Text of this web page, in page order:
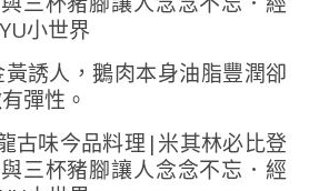
誘人，鵝肉本身油脂豐潤卻
彈性。